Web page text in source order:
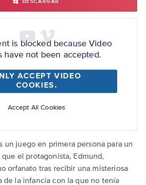
BELOVED
is blocked because Video
have not been accepted.
ACCEPT VIDEO
COOKIES.
Accept All Cookies
un juego en primera persona para un
el protagonista, Edmund,
orfanato tras recibir una misteriosa
de la infancia con la que no tenía